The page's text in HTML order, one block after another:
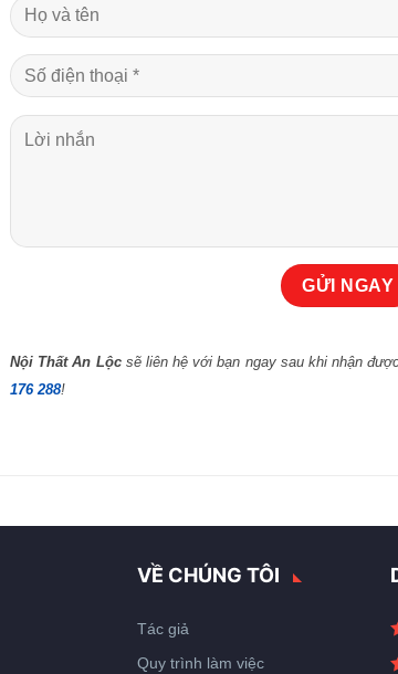
Nội Thất An Lộcsẽ liên hệ với bạn ngay sau khi nhận
176 288!
VỀ CHÚNG TÔI
Tác giả
Quy trình làm việc